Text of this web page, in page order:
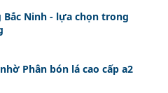
Ninh - lựa chọn trong
Phân bón lá cao cấp a2